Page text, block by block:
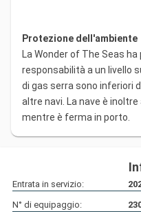
Protezione dell'ambiente
La Wonder of The Seas
responsabilità a un livello
di gas serra sono inferiori
altre navi. La nave è
mentre è ferma in porto.
Entrata in servizio:
N° di equipaggio: